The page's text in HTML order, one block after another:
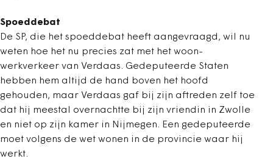
Spoeddebat
De SP, die het spoeddebat heeft aangevraagd, wil nu
weten hoe het nu precies zat met het woon-
werkverkeer van Verdaas. Gedeputeerde Staten
hebben hem altijd de hand boven het hoofd
gehouden, maar Verdaas gaf bij zijn aftreden zelf toe
dat hij meestal overnachtte bij zijn vriendin in Zwolle
en niet op zijn kamer in Nijmegen. Een gedeputeerde
moet volgens de wet wonen in de provincie waar hij
werkt.